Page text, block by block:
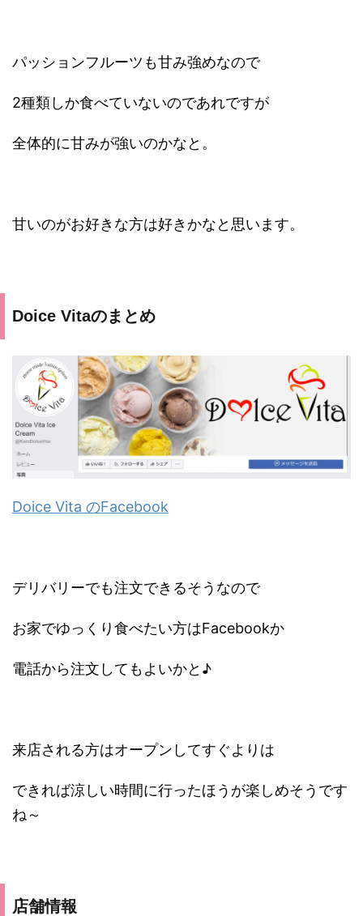
パッションフルーツも甘み強めなので
2種類しか食べていないのであれですが
全体的に甘みが強いのかなと。
甘いのがお好きな方は好きかなと思います。
Doice Vitaのまとめ
Doice Vita のFacebook
デリバリーでも注文できるそうなので
お家でゆっくり食べたい方はFacebookか
電話から注文してもよいかと♪
来店される方はオープンしてすぐよりは
できれば涼しい時間に行ったほうが楽しめそうです
ね～
店舗情報